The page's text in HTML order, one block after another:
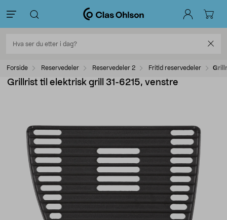
Forside Reservedeler Reservedeler 2 Fritid reservedeler
Grillrist til elektrisk grill 31-6215, venstre